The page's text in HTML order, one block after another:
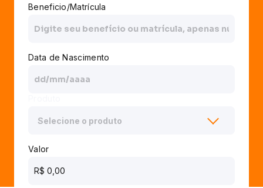
Beneficio/Matrícula
Data de Nascimento
Valor